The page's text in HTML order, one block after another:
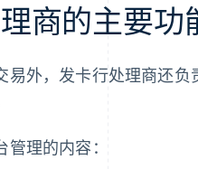
商的主要功
易外，发卡行处理商还
理的内容：